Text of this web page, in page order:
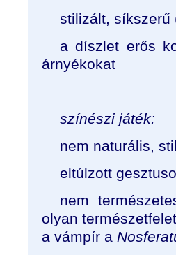
stilizált, síkszerű
a díszlet erős
árnyékokat
színészi játék:
nem naturális,
eltúlzott
nem
olyan
a vámpír a